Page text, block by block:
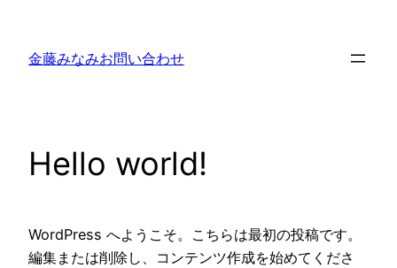
金藤みなみお問い合わせ
Hello world!
WordPress へようこそ。こちらは最初の投稿です。
編集または削除し、コンテンツ作成を始めてくださ